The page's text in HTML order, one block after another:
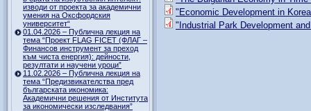
изводи от проекта за академични
умения на Оксфордския
университет“
01.04.2026 – Публична лекция на
тема “Проект FLAG FICET (ФЛАГ –
Финансов инструмент за преход
към чиста енергия): дейности,
резултати и научени уроци”
11.02.2026 – Публична лекция на
тема “Предизвикателства пред
българската икономика:
Академични решения от Института
за икономически изследвания”
"Economic Development in
"Industrial Park Development